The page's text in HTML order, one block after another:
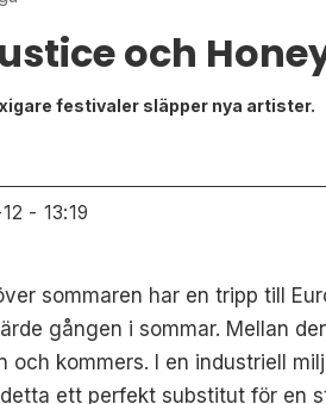
och
festivaler släpper nya artister.
- 13:19
sommaren har en tripp till
gången i sommar. Mellan
och kommers. I en industriell
ett perfekt substitut för en